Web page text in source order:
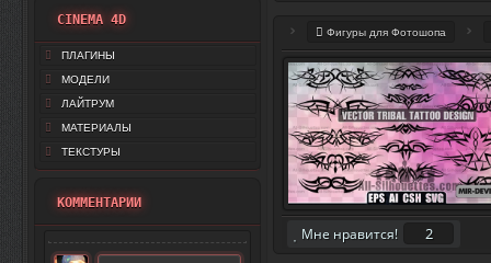
CINEMA 4D
ПЛАГИНЫ
МОДЕЛИ
ЛАЙТРУМ
МАТЕРИАЛЫ
ТЕКСТУРЫ
КОММЕНТАРИИ
Фигуры для Фотошопа
Мне нравится! 2